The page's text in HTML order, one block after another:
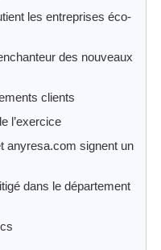
les entreprises éco-
des nouveaux
clients
l’exercice
anyresa.com signent un
dans le département